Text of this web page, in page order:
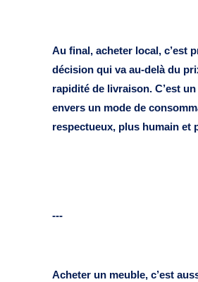
Au final, acheter local, c’est
décision qui va au-delà du
rapidité de livraison. C’est
envers un mode de
respectueux, plus humain et
---
Acheter un meuble, c’est